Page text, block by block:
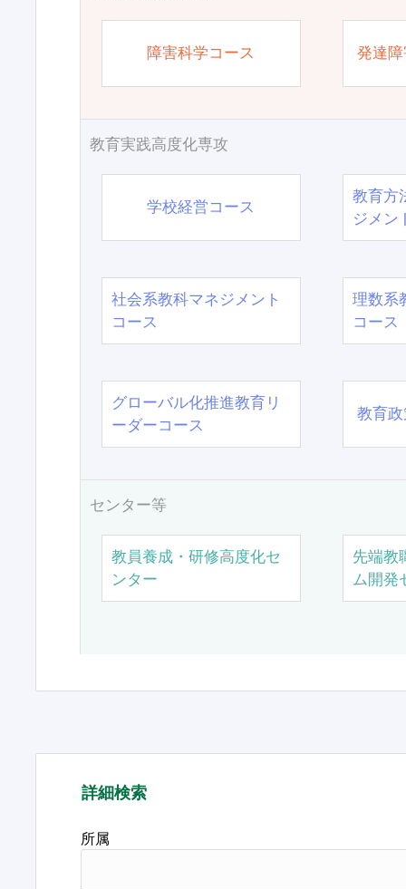
障害科学コース 発達
教育実践高度化専攻
学校経営コース
教育方
ジメン
社会系教科マネジメント
コース
理数系
コース
グローバル化推進教育リ
ーダーコース
教育
センター等
教員養成・研修高度化セ
ンター
先端教
ム開発
詳細検索
所属